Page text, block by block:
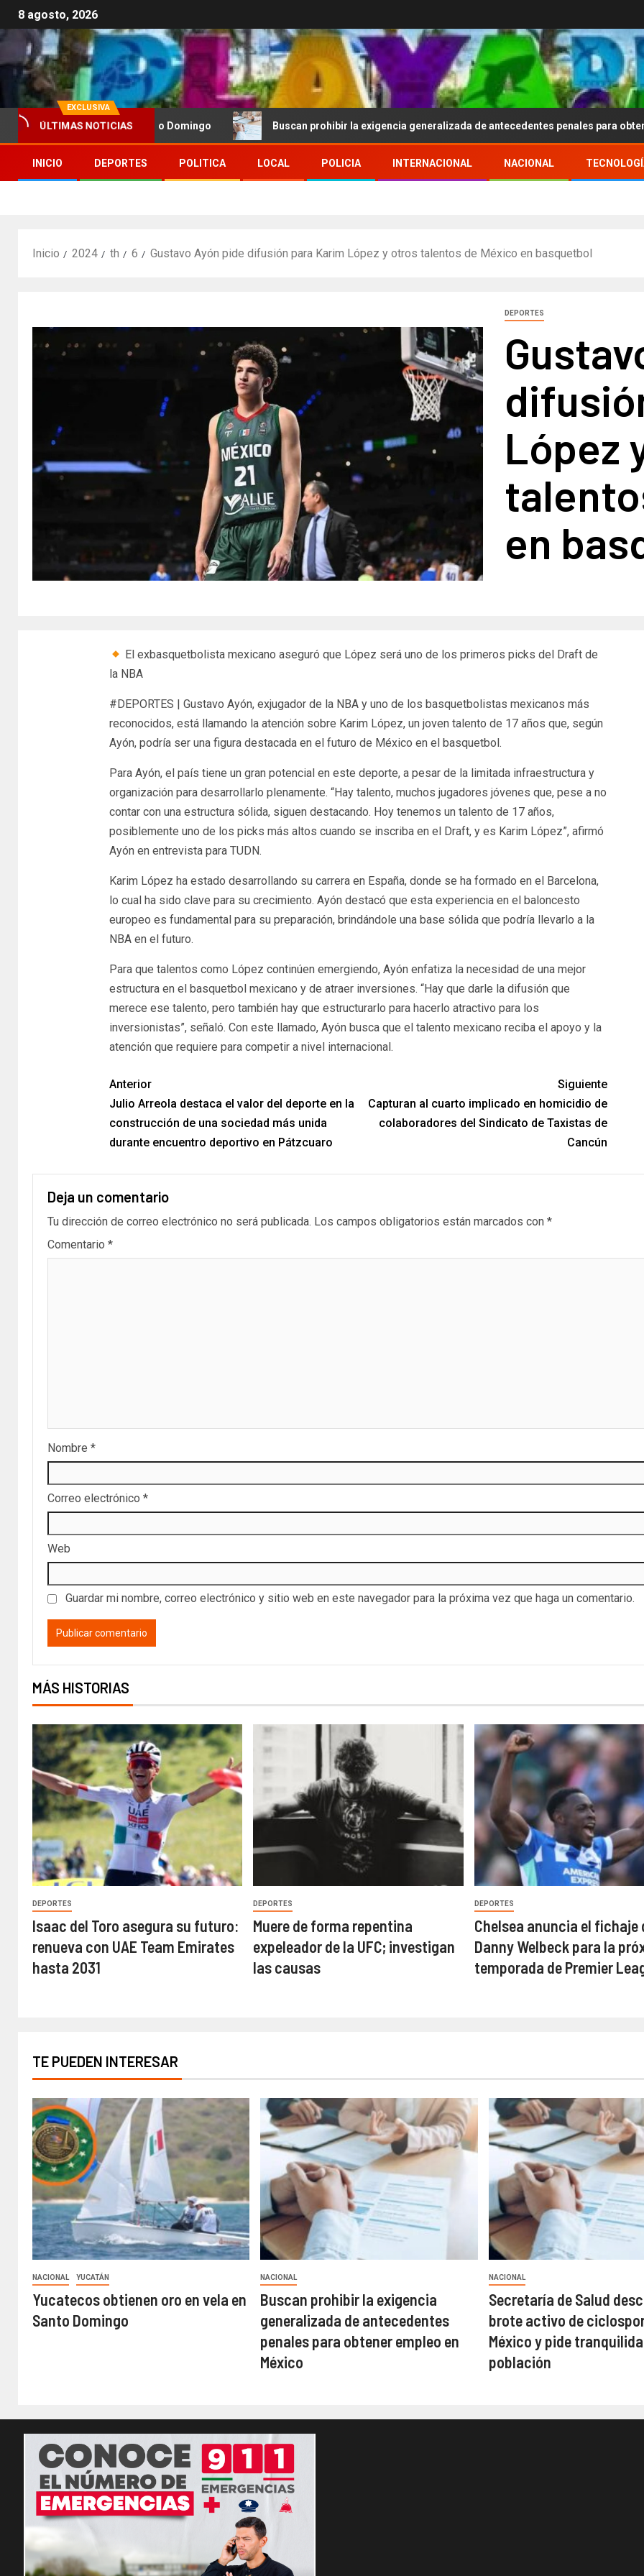
8 agosto, 2026
EXCLUSIVA
ÚLTIMAS NOTICIAS
oro en vela en Santo Domingo Buscan prohibir la exigencia generalizada de antecedentes penales para obtener empleo
INICIO DEPORTES POLITICA LOCAL POLICIA INTERNACIONAL NACIONAL
Inicio 2024 th 6 Gustavo Ayón pide difusión para Karim López y otros talentos de México en basquetbol
DEPORTES
López
en
El exbasquetbolista mexicano aseguró que López será uno de los primeros picks del Draft de
la NBA
#DEPORTES | Gustavo Ayón, exjugador de la NBA y uno de los basquetbolistas mexicanos más
reconocidos, está llamando la atención sobre Karim López, un joven talento de 17 años que, según
Ayón, podría ser una figura destacada en el futuro de México en el basquetbol.
Para Ayón, el país tiene un gran potencial en este deporte, a pesar de la limitada infraestructura y
organización para desarrollarlo plenamente. “Hay talento, muchos jugadores jóvenes que, pese a no
contar con una estructura sólida, siguen destacando. Hoy tenemos un talento de 17 años,
posiblemente uno de los picks más altos cuando se inscriba en el Draft, y es Karim López”, afirmó
Ayón en entrevista para TUDN.
Karim López ha estado desarrollando su carrera en España, donde se ha formado en el Barcelona,
lo cual ha sido clave para su crecimiento. Ayón destacó que esta experiencia en el baloncesto
europeo es fundamental para su preparación, brindándole una base sólida que podría llevarlo a la
NBA en el futuro.
Para que talentos como López continúen emergiendo, Ayón enfatiza la necesidad de una mejor
estructura en el basquetbol mexicano y de atraer inversiones. “Hay que darle la difusión que
merece ese talento, pero también hay que estructurarlo para hacerlo atractivo para los
inversionistas”, señaló. Con este llamado, Ayón busca que el talento mexicano reciba el apoyo y la
atención que requiere para competir a nivel internacional.
Anterior
Julio Arreola destaca el valor del deporte en la
construcción de una sociedad más unida
durante encuentro deportivo en Pátzcuaro
Siguiente
Capturan al cuarto implicado en homicidio de
colaboradores del Sindicato de Taxistas de
Cancún
Deja un comentario
Tu dirección de correo electrónico no será publicada. Los campos obligatorios están marcados con *
Comentario *
Nombre *
Correo electrónico *
Web
Guardar mi nombre, correo electrónico y sitio web en este navegador para la próxima vez que haga un comentario.
MÁS HISTORIAS
DEPORTES
Isaac del Toro asegura su futuro:
renueva con UAE Team Emirates
hasta 2031
DEPORTES
Muere de forma repentina
expeleador de la UFC; investigan
las causas
DEPORTES
Chelsea anuncia el fichaje
Danny Welbeck para la
temporada de Premier
TE PUEDEN INTERESAR
NACIONAL YUCATÁN
Yucatecos obtienen oro en vela en
Santo Domingo
NACIONAL
Buscan prohibir la exigencia
generalizada de antecedentes
penales para obtener empleo en
México
NACIONAL
Secretaría de Salud
brote activo de
México y pide
población